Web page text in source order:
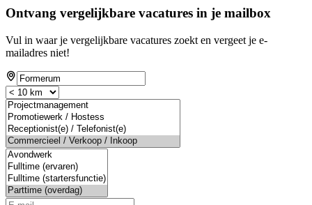
Ontvang vergelijkbare vacatures in je mailbox
Vul in waar je vergelijkbare vacatures zoekt en vergeet je e-
mailadres niet!